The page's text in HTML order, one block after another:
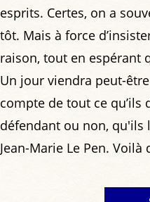
esprits. Certes, on a
tôt. Mais à force
raison, tout en espérant
Un jour viendra peut-
compte de tout ce qu’ils
défendant ou non, qu'ils
Jean-Marie Le Pen.